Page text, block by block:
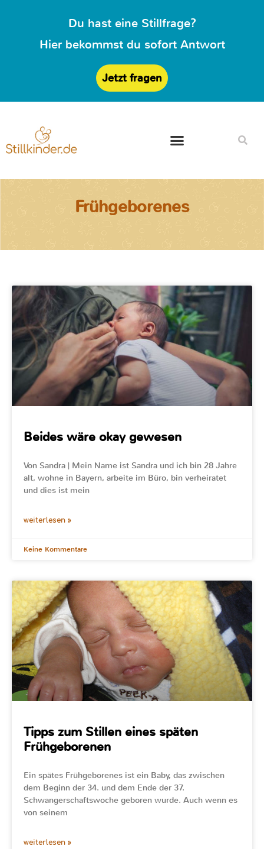
Du hast eine Stillfrage?
Hier bekommst du sofort Antwort
Jetzt fragen
Frühgeborenes
Beides wäre okay gewesen
Von Sandra | Mein Name ist Sandra und ich bin 28 Jahre
alt, wohne in Bayern, arbeite im Büro, bin verheiratet
und dies ist mein
weiterlesen »
Keine Kommentare
Tipps zum Stillen eines späten
Frühgeborenen
Ein spätes Frühgeborenes ist ein Baby, das zwischen
dem Beginn der 34. und dem Ende der 37.
Schwangerschaftswoche geboren wurde. Auch wenn es
von seinem
weiterlesen »